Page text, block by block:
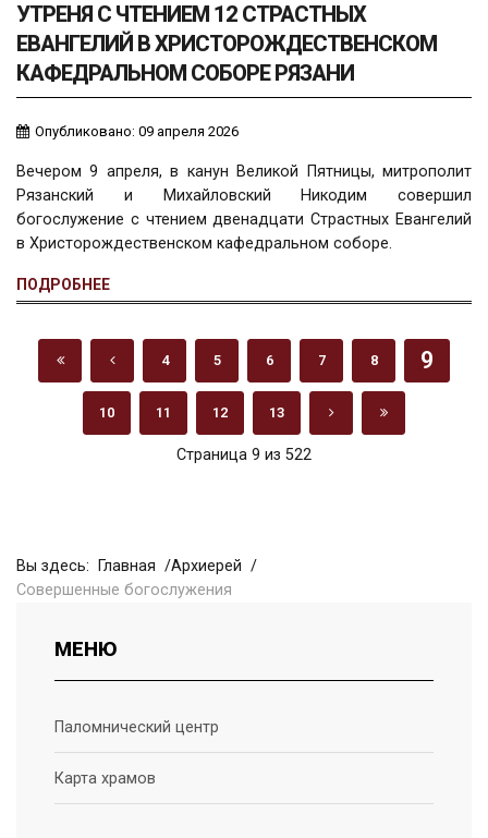
УТРЕНЯ С ЧТЕНИЕМ 12 СТРАСТНЫХ
ЕВАНГЕЛИЙ В ХРИСТОРОЖДЕСТВЕНСКОМ
КАФЕДРАЛЬНОМ СОБОРЕ РЯЗАНИ
Опубликовано: 09 апреля 2026
Вечером 9 апреля, в канун Великой Пятницы, митрополит
Рязанский и Михайловский Никодим совершил
богослужение с чтением двенадцати Страстных Евангелий
в Христорождественском кафедральном соборе.
ПОДРОБНЕЕ
Страница 9 из 522
4 5 6 7 8 9
10 11 12 13
Вы здесь: Главная
Архиерей
Совершенные богослужения
МЕНЮ
Паломнический центр
Карта храмов